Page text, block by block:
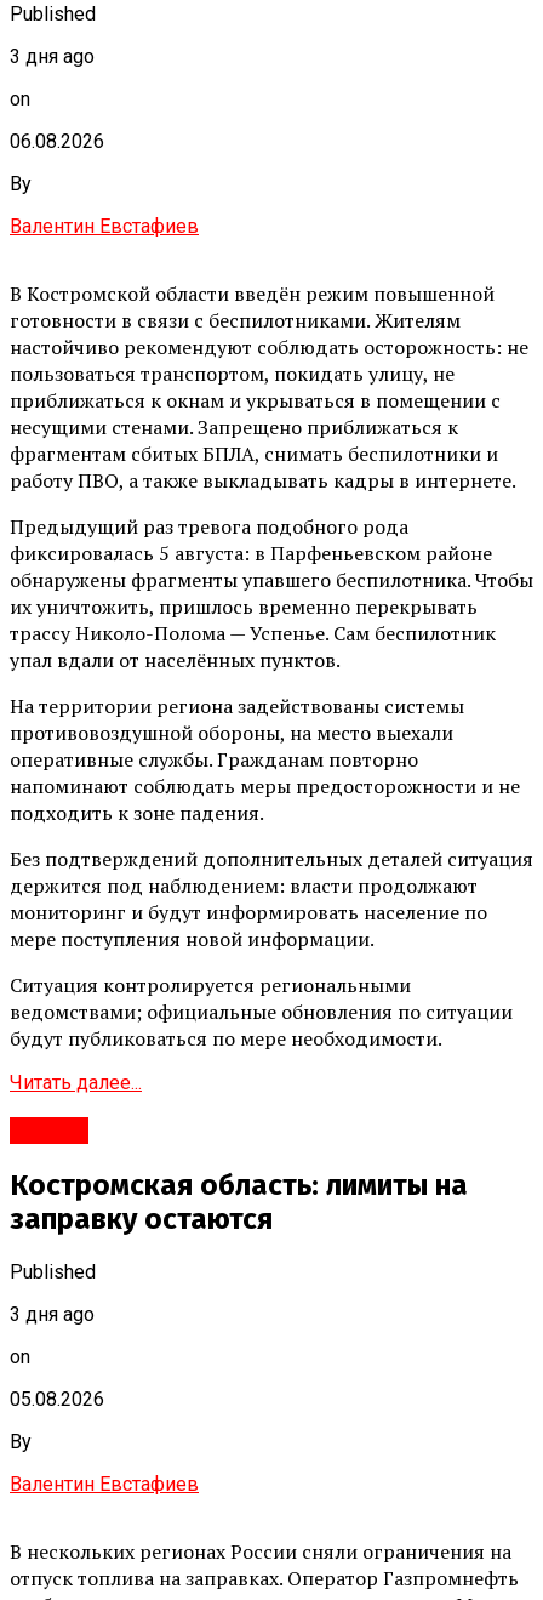
Published
3 дня ago
on
06.08.2026
By
Валентин Евстафиев
В Костромской области введён режим повышенной
готовности в связи с беспилотниками. Жителям
настойчиво рекомендуют соблюдать осторожность: не
пользоваться транспортом, покидать улицу, не
приближаться к окнам и укрываться в помещении с
несущими стенами. Запрещено приближаться к
фрагментам сбитых БПЛА, снимать беспилотники и
работу ПВО, а также выкладывать кадры в интернете.
Предыдущий раз тревога подобного рода
фиксировалась 5 августа: в Парфеньевском районе
обнаружены фрагменты упавшего беспилотника. Чтобы
их уничтожить, пришлось временно перекрывать
трассу Николо-Полома — Успенье. Сам беспилотник
упал вдали от населённых пунктов.
На территории региона задействованы системы
противовоздушной обороны, на место выехали
оперативные службы. Гражданам повторно
напоминают соблюдать меры предосторожности и не
подходить к зоне падения.
Без подтверждений дополнительных деталей ситуация
держится под наблюдением: власти продолжают
мониторинг и будут информировать население по
мере поступления новой информации.
Ситуация контролируется региональными
ведомствами; официальные обновления по ситуации
будут публиковаться по мере необходимости.
Читать далее...
Костромская область: лимиты на
заправку остаются
Published
3 дня ago
on
05.08.2026
By
Валентин Евстафиев
В нескольких регионах России сняли ограничения на
отпуск топлива на заправках. Оператор Газпромнефть